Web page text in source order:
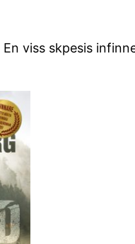
viss skpesis